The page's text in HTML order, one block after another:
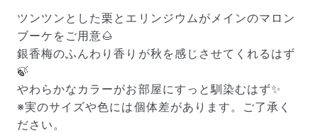
出荷前に水揚げ（花が水を吸いやすくなる処理）を施
し、専用ボックスに丁寧に梱包してお届けしています。
きゅっとまとめられて一見窮屈そうに見えますが、輸送
中の衝撃による折れや擦れを軽減する効果があります。
ツンツンとした栗とエリンジウムがメインのマロン
ブーケをご用意🌰
銀香梅のふんわり香りが秋を感じさせてくれるはず
🍃
やわらかなカラーがお部屋にすっと馴染むはず✨
※実のサイズや色には個体差があります。ご了承く
ださい。